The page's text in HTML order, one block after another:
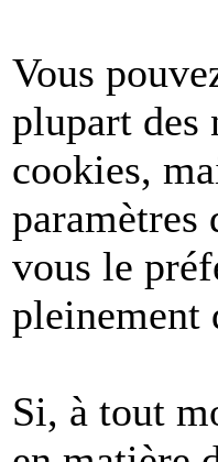
Vous
plupart des
cookies,
paramètres
vous le
pleinement
Si, à tout